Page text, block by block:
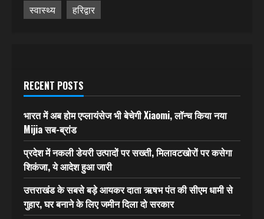
स्वास्थ्य
हरिद्वार
RECENT POSTS
भारत में अब होम एप्लायंसेज भी बेचेगी Xiaomi, लॉन्च किया नया
Mijia सब-ब्रांड
प्रदेश में नकली डेयरी उत्पादों पर सख्ती, मिलावटखोरों पर कसेगा
शिकंजा, ये आदेश हुआ जारी
उत्तराखंड के सबसे बड़े आयकर दाता ऋषभ पंत की सीएम धामी से
गुहार, घर बनाने के लिए जमीन दिला दो सरकार